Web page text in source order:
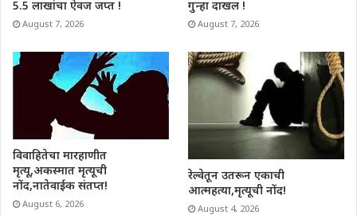
5.5 लाखांचा ऐवज जप्त !
August 7, 2026
गुन्हा दाखल !
August 7, 2026
विवाहितेचा मारहाणीत
मृत्यू,अकस्मात मृत्यूची
नोंद,नातेवाईक संतप्त!
August 6, 2026
रेल्वेतून उतरून एकाची
आत्महत्या,मृत्यूची नोंद!
August 4, 2026